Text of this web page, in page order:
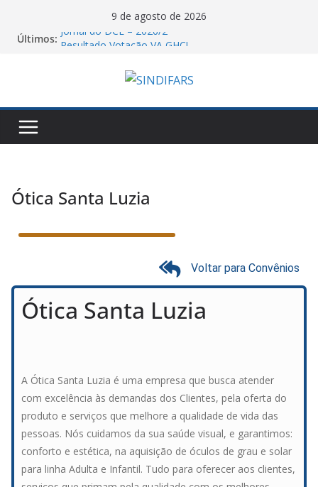
9 de agosto de 2026
Últimos: Jornal do DCE – 2026/2
Resultado Votação VA GHC!
nacional de mobilização pelo fim da escala 6X1!
Saudação e Gratidão do Sindifars aos Estudantes
Ótica Santa Luzia
Voltar para Convênios
Ótica Santa Luzia
A Ótica Santa Luzia é uma empresa que busca atender
com excelência às demandas dos Clientes, pela oferta do
produto e serviços que melhore a qualidade de vida das
pessoas. Nós cuidamos da sua saúde visual, e garantimos:
conforto e estética, na aquisição de óculos de grau e solar
para linha Adulta e Infantil. Tudo para oferecer aos clientes,